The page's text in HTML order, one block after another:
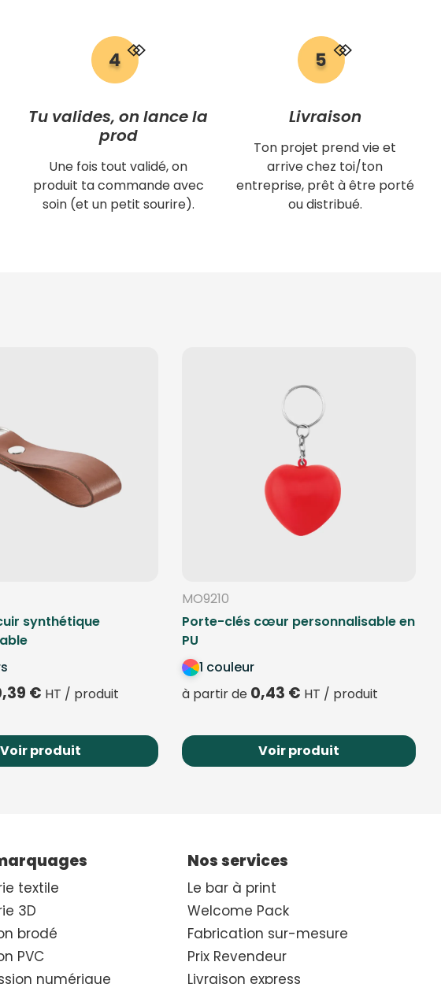
Tu valides, on lance la
prod
Une fois tout validé, on
produit ta commande avec
soin (et un petit sourire).
Livraison
Ton projet prend vie et
arrive chez toi/ton
entreprise, prêt à être porté
ou distribué.
synthétique
€ HT / produit
Voir produit
MO9210
Porte-clés cœur personnalisable en
PU
1 couleur
à partir de 0,43 € HT / produit
Voir produit
textile
3D
brodé
PVC
numérique
Nos services
Le bar à print
Welcome Pack
Fabrication sur-mesure
Prix Revendeur
Livraison express